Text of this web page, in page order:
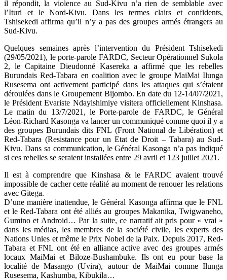
il répondit, la violence au Sud-Kivu n’a rien de semblable avec
l’Ituri et le Nord-Kivu. Dans les termes clairs et confidents,
Tshisekedi affirma qu’il n’y a pas des groupes armés étrangers au
Sud-Kivu.
Quelques semaines après l’intervention du Président Tshisekedi
(29/05/2021), le porte-parole FARDC, Secteur Opérationnel Sukola
2, le Capitaine Dieudonné Kasereka a affirmé que les rebelles
Burundais Red-Tabara en coalition avec le groupe MaiMai Ilunga
Rusesema ont activement participé dans les attaques qui s’étaient
déroulées dans le Groupement Bijombo. En date du 12-14/07/2021,
le Président Evariste Ndayishimiye visitera officiellement Kinshasa.
Le matin du 13/7/2021, le Porte-parole de FARDC, le Général
Léon-Richard Kasonga va lancer un communiqué comme quoi il y a
des groupes Burundais dits FNL (Front National de Libération) et
Red-Tabara (Resistance pour un Etat de Droit – Tabara) au Sud-
Kivu. Dans sa communication, le Général Kasonga n’a pas indiqué
si ces rebelles se seraient installées entre 29 avril et 123 juillet 2021.
Il est à comprendre que Kinshasa & le FARDC avaient trouvé
impossible de cacher cette réalité au moment de renouer les relations
avec Gitega.
D’une manière inattendue, le Général Kasonga affirma que le FNL
et le Red-Tabara ont été alliés au groupes Makanika, Twigwaneho,
Gumino et Android… Par la suite, ce narratif ait pris pour « vrai »
dans les médias, les membres de la société civile, les experts des
Nations Unies et même le Prix Nobel de la Paix. Depuis 2017, Red-
Tabara et FNL ont été en alliance active avec des groupes armés
locaux MaiMai et Biloze-Bushambuke. Ils ont eu pour base la
localité de Masango (Uvira), autour de MaiMai comme Ilunga
Rusesema, Kashumba, Kibukila…